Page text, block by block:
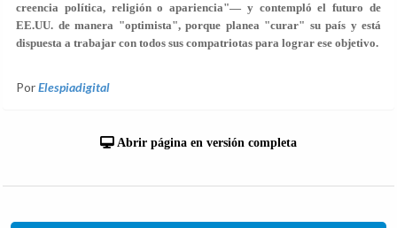
creencia política, religión o apariencia"— y contempló el futuro de
EE.UU. de manera "optimista", porque planea "curar" su país y está
dispuesta a trabajar con todos sus compatriotas para lograr ese objetivo.
PorElespiadigital
Abrir página en versión completa